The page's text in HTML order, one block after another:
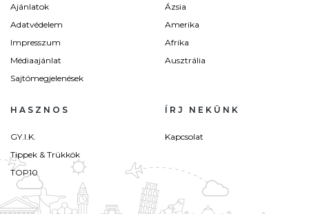
Ajánlatok
Adatvédelem
Impresszum
Médiaajánlat
Sajtómegjelenések
Ázsia
Amerika
Afrika
Ausztrália
HASZNOS
GY.I.K.
Tippek & Trükkök
TOP10
ÍRJ NEKÜNK
Kapcsolat